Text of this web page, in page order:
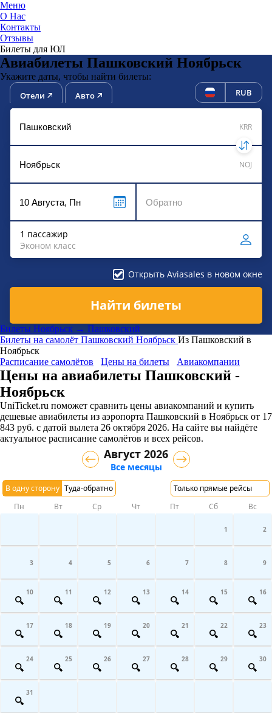
Меню
О Нас
Контакты
Отзывы
Билеты для ЮЛ
Авиабилеты Пашковский Ноябрьск
Укажите даты, чтобы найти билеты:
Отели Авто RUB
KRR
NOJ
1 пассажир
Эконом класс
Открыть Aviasales в новом окне
Найти билеты
Билеты Ноябрьск → Пашковский
Билеты на самолёт Пашковский Ноябрьск Из Пашковский в
Ноябрьск
Расписание самолётов
Цены на билеты Авиакомпании
Цены на авиабилеты Пашковский -
Ноябрьск
UniTicket.ru поможет сравнить цены авиакомпаний и купить
дешевые авиабилеты из аэропорта Пашковский в Ноябрьск от 17
843 руб. с датой вылета 26 октября 2026. На сайте вы найдёте
актуальное расписание самолётов и всех рейсов.
В одну сторону Туда-обратно Только прямые рейсы
Август 2026
Все месяцы
Пн Вт Ср Чт Пт Сб Вс
1 2
3 4 5 6 7 8 9
10 11 12 13 14 15 16
17 18 19 20 21 22 23
24 25 26 27 28 29 30
31